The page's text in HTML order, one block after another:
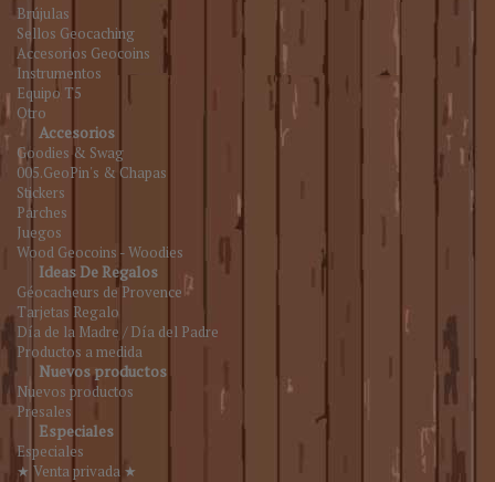
Brújulas
Sellos Geocaching
Accesorios Geocoins
Instrumentos
Equipo T5
Otro
Accesorios
Goodies & Swag
005.GeoPin's & Chapas
Stickers
Parches
Juegos
Wood Geocoins - Woodies
Ideas De Regalos
Géocacheurs de Provence
Tarjetas Regalo
Día de la Madre / Día del Padre
Productos a medida
Nuevos productos
Nuevos productos
Presales
Especiales
Especiales
★ Venta privada ★